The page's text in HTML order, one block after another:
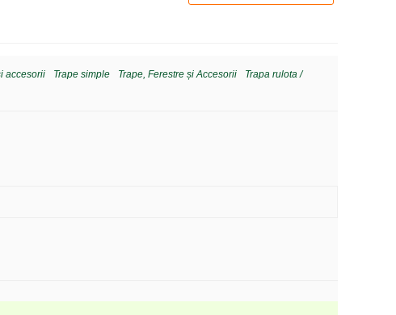
accesorii Trape simple Trape, Ferestre și Accesorii
Trapa rulota /